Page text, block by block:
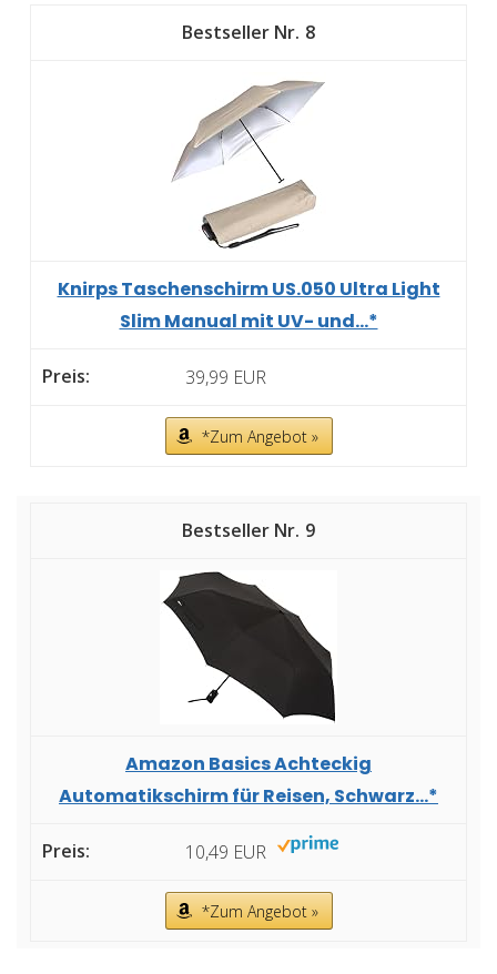
8
Knirps Taschenschirm US.050 Ultra Light
Slim Manual mit UV- und...*
39,99 EUR
*Zum Angebot »
9
Amazon Basics Achteckig
Automatikschirm für Reisen, Schwarz...*
10,49 EUR
*Zum Angebot »